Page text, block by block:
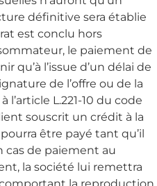
définitive sera établie
est conclu hors
le paiement de
qu’à l’issue d’un délai de
de l’offre ou de la
L.221-10 du code
souscrit un crédit à la
être payé tant qu’il
cas de paiement au
la société lui remettra